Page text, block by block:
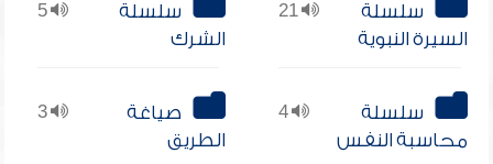
21
سلسلة
السيرة النبوية
5
سلسلة
الشرك
4
سلسلة
محاسبة النفس
3
صياغة
الطريق